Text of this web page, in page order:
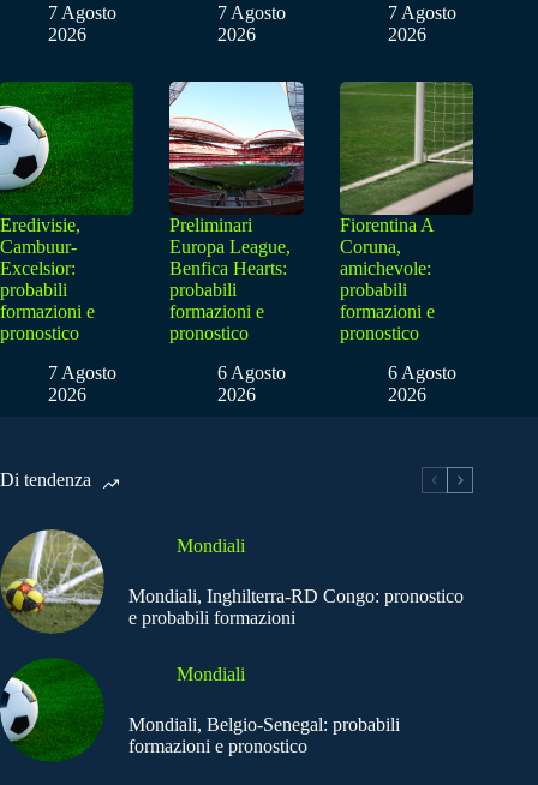
7 Agosto
2026
7 Agosto
2026
7 Agosto
2026
Eredivisie,
Cambuur-
Excelsior:
probabili
formazioni e
pronostico
7 Agosto
2026
Preliminari
Europa League,
Benfica Hearts:
probabili
formazioni e
pronostico
6 Agosto
2026
Fiorentina A
Coruna,
amichevole:
probabili
formazioni e
pronostico
6 Agosto
2026
Di tendenza
Mondiali
Mondiali, Inghilterra-RD Congo: pronostico
e probabili formazioni
Mondiali
Mondiali, Belgio-Senegal: probabili
formazioni e pronostico